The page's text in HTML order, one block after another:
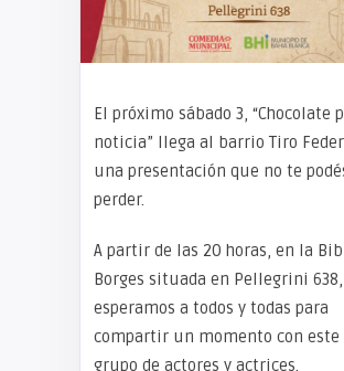
El próximo sábado 3, “Chocolate
noticia” llega al barrio Tiro
una presentación que no te
perder.
A partir de las 20 horas, en la
Borges situada en Pellegrini
esperamos a todos y todas para
compartir un momento con este
grupo de actores y actrices.